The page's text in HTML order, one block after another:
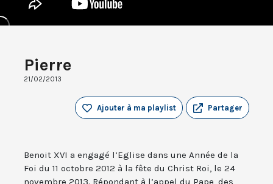
Pierre
21/02/2013
Partager
Ajouter à ma playlist
Benoit XVI a engagé l’Eglise dans une Année de la
Foi du 11 octobre 2012 à la fête du Christ Roi, le 24
novembre 2013. Répondant à l’appel du Pape, des